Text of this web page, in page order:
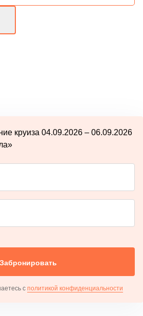
круиза 04.09.2026 – 06.09.2026
Забронировать
с политикой конфиденциальности